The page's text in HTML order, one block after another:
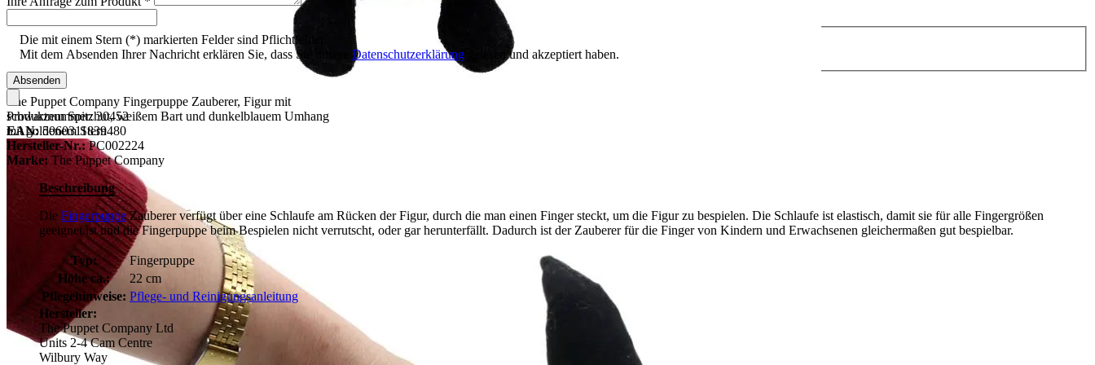
The Puppet Company Fingerpuppe Zauberer, Figur mit
schwarzem Spitzhut, weißem Bart und dunkelblauem Umhang
mit goldenem Stern
Die mit einem Stern (*) markierten Felder sind Pflichtfelder.
Mit dem Absenden Ihrer Nachricht erklären Sie, dass Sie unsere Datenschutzerklärung gelesen und akzeptiert haben.
Absenden
Produktnummer:30452
EAN: 5060311839480
Hersteller-Nr.: PC002224
Marke: The Puppet Company
Beschreibung
Die FingerpuppeZauberer verfügt über eine Schlaufe am Rücken der Figur, durch die man einen Finger steckt, um die Figur zu bespielen. Die Schlaufe ist elastisch, damit sie für alle Fingergrößen
geeignet ist und die Fingerpuppe beim Bespielen nicht verrutscht, oder gar herunterfällt. Dadurch ist der Zauberer für die Finger von Kindern und Erwachsenen gleichermaßen gut bespielbar.
Typ:
Fingerpuppe
Höhe ca.:
22 cm
Pflegehinweise: Pflege- und Reinigungsanleitung
Hersteller:
The Puppet Company Ltd
Units 2-4 Cam Centre
Wilbury Way